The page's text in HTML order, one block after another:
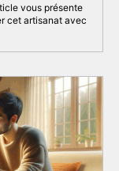
vous présente
cet artisanat avec